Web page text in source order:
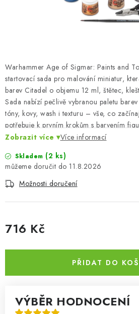
DÁRKOVÉ POUKAZY
O nás Moje objednávka Kontakty
Obchodní podmínky
Podmínky
Reklamační řád
Velkoobchod (B2B)
Převodník modelářských barev
FAQ
Výstavy 2026
Warhammer Age of Sigmar: Paints and
startovací sada pro malování miniatur,
barev Citadel o objemu 12 ml, štětec,
Sada nabízí pečlivě vybranou paletu
tóny, kovy, wash i texturu – vše, co
potřebuje k prvním krokům s barvením
Nástroje v balení usnadní přípravu a
Zobrazit více Více informací
Skladem (2 ks)
11.8.2026
Možnosti doručení
716 Kč
PŘIDAT DO
VÝBĚR HODNOCENÍ